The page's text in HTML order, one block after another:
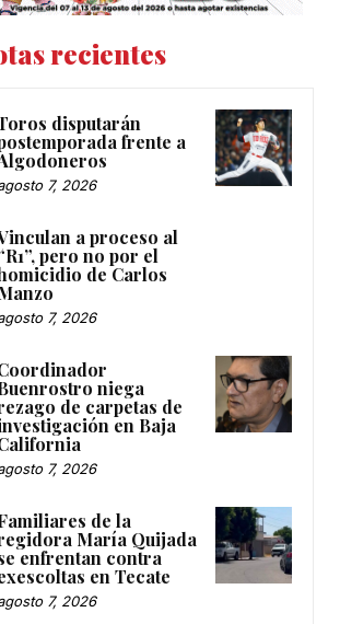
recientes
disputarán
frente a
7, 2026
a proceso al
pero no por el
de Carlos
7, 2026
niega
de carpetas de
en Baja
7, 2026
de la
María Quijada
enfrentan contra
en Tecate
7, 2026